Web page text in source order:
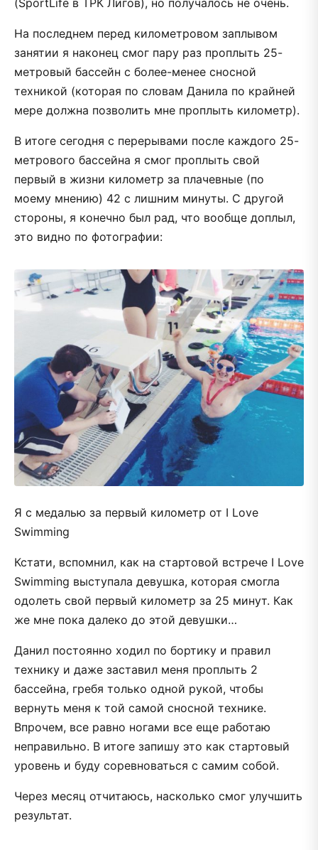
На последнем перед километровом заплывом
занятии я наконец смог пару раз проплыть 25-
метровый бассейн с более-менее сносной
техникой (которая по словам Данила по крайней
мере должна позволить мне проплыть километр).
В итоге сегодня с перерывами после каждого 25-
метрового бассейна я смог проплыть свой
первый в жизни километр за плачевные (по
моему мнению) 42 с лишним минуты. С другой
стороны, я конечно был рад, что вообще доплыл,
это видно по фотографии:
Я с медалью за первый километр от I Love
Swimming
Кстати, вспомнил, как на стартовой встрече I Love
Swimming выступала девушка, которая смогла
одолеть свой первый километр за 25 минут. Как
же мне пока далеко до этой девушки…
Данил постоянно ходил по бортику и правил
технику и даже заставил меня проплыть 2
бассейна, гребя только одной рукой, чтобы
вернуть меня к той самой сносной технике.
Впрочем, все равно ногами все еще работаю
неправильно. В итоге запишу это как стартовый
уровень и буду соревноваться с самим собой.
Через месяц отчитаюсь, насколько смог улучшить
результат.